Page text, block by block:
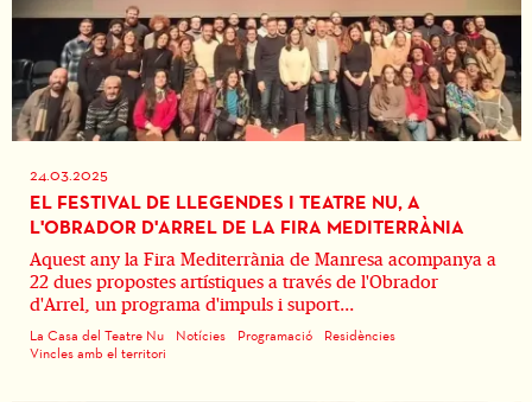
24.03.2025
EL FESTIVAL DE LLEGENDES I TEATRE NU, A
L'OBRADOR D'ARREL DE LA FIRA MEDITERRÀNIA
Aquest any la Fira Mediterrània de Manresa acompanya a
22 dues propostes artístiques a través de l'Obrador
d'Arrel, un programa d'impuls i suport...
La Casa del Teatre Nu Notícies Programació
Residències
Vincles amb el territori